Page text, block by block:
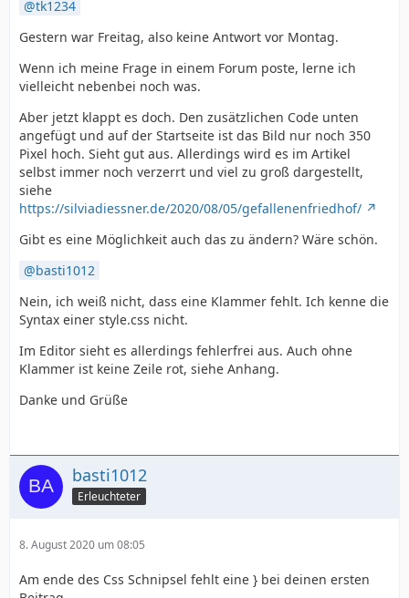
tk1234
Gestern war Freitag, also keine Antwort vor Montag.
Wenn ich meine Frage in einem Forum poste, lerne ich
vielleicht nebenbei noch was.
Aber jetzt klappt es doch. Den zusätzlichen Code unten
angefügt und auf der Startseite ist das Bild nur noch 350
Pixel hoch. Sieht gut aus. Allerdings wird es im Artikel
selbst immer noch verzerrt und viel zu groß dargestellt,
siehe
https://silviadiessner.de/2020/08/05/gefallenenfriedhof/
Gibt es eine Möglichkeit auch das zu ändern? Wäre schön.
basti1012
Nein, ich weiß nicht, dass eine Klammer fehlt. Ich kenne die
Syntax einer style.css nicht.
Im Editor sieht es allerdings fehlerfrei aus. Auch ohne
Klammer ist keine Zeile rot, siehe Anhang.
Danke und Grüße
basti1012
Erleuchteter
8. August 2020 um 08:05
Am ende des Css Schnipsel fehlt eine } bei deinen ersten